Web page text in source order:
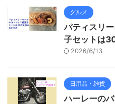
グルメ
パティスリ
子セットは
2026/6/13
日用品・雑貨
ハーレーの